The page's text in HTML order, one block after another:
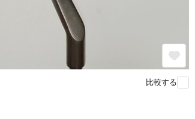
比較する